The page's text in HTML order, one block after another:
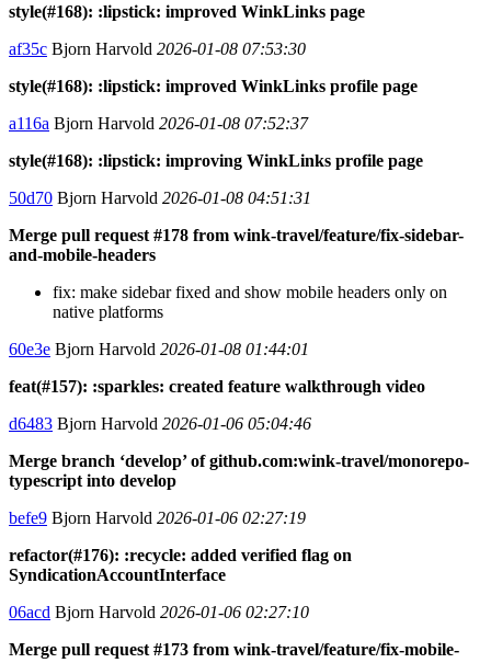
style(#168): :lipstick: improved WinkLinks page
af35c Bjorn Harvold 2026-01-08 07:53:30
style(#168): :lipstick: improved WinkLinks profile page
a116a Bjorn Harvold 2026-01-08 07:52:37
style(#168): :lipstick: improving WinkLinks profile page
50d70 Bjorn Harvold 2026-01-08 04:51:31
Merge pull request #178 from wink-travel/feature/fix-sidebar-
and-mobile-headers
fix: make sidebar fixed and show mobile headers only on
native platforms
60e3e Bjorn Harvold 2026-01-08 01:44:01
feat(#157): :sparkles: created feature walkthrough video
d6483 Bjorn Harvold 2026-01-06 05:04:46
Merge branch ‘develop’ of github.com:wink-travel/monorepo-
typescript into develop
befe9 Bjorn Harvold 2026-01-06 02:27:19
refactor(#176): :recycle: added verified flag on
SyndicationAccountInterface
06acd Bjorn Harvold 2026-01-06 02:27:10
Merge pull request #173 from wink-travel/feature/fix-mobile-